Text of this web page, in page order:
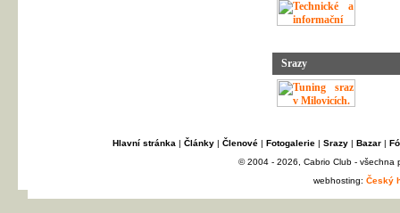
Srazy
Hlavní stránka | Články| Členové| Fotogalerie| Srazy| Bazar|
© 2004 - 2026, Cabrio Club - všechna
webhosting: Český